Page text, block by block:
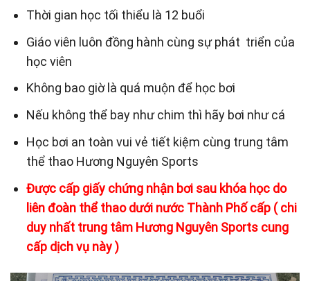
Thời gian học tối thiểu là 12 buổi
Giáo viên luôn đồng hành cùng sự phát triển của
học viên
Không bao giờ là quá muộn để học bơi
Nếu không thể bay như chim thì hãy bơi như cá
Học bơi an toàn vui vẻ tiết kiệm cùng trung tâm
thể thao Hương Nguyên Sports
Được cấp giấy chứng nhận bơi sau khóa học do
liên đoàn thể thao dưới nước Thành Phố cấp ( chi
duy nhất trung tâm Hương Nguyên Sports cung
cấp dịch vụ này )